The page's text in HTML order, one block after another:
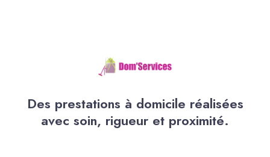
Des prestations à domicile réalisées
avec soin, rigueur et proximité.